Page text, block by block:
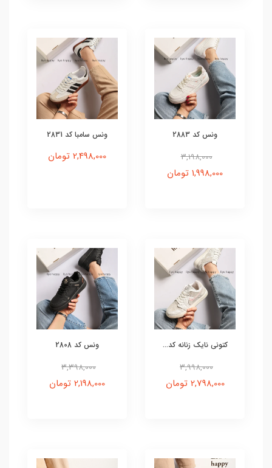
ونس کد 2883
3,198,000
1,998,000 تومان
ونس سامبا کد 2831
2,498,000 تومان
کتونی نایک زنانه کد...
3,998,000
2,798,000 تومان
ونس کد 2808
3,398,000
2,198,000 تومان